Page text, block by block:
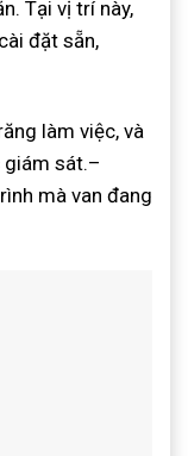
Tại vị trí này,
đặt sẵn,
làm việc, và
sát.–
mà van đang